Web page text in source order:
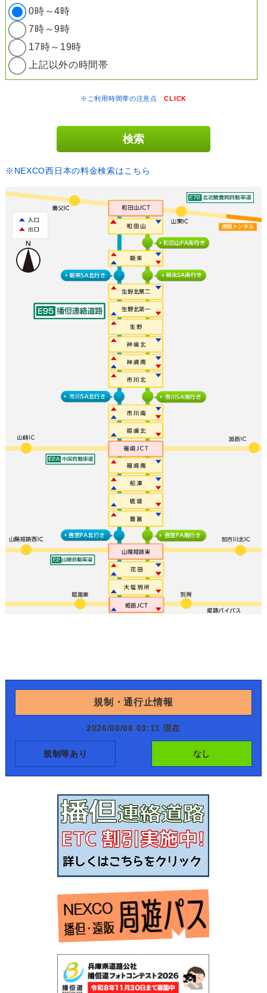
0時～4時
7時～9時
17時～19時
上記以外の時間帯
※ご利用時間帯の注意点CLICK
※NEXCO西日本の料金検索はこちら
規制・通行止情報
2026/08/08 03:11 現在
規制等あり なし